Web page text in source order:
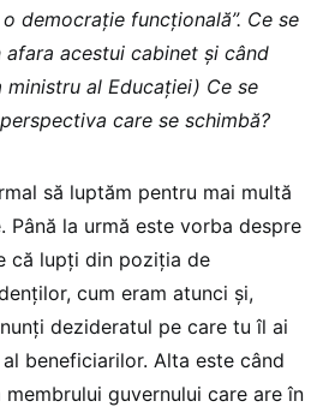
democrație funcțională”. Ce se
acestui cabinet și când
ministru al Educației) Ce se
care se schimbă?
să luptăm pentru mai multă
Până la urmă este vorba despre
că lupți din poziția de
cum eram atunci și,
dezideratul pe care tu îl ai
beneficiarilor. Alta este când
guvernului care are în